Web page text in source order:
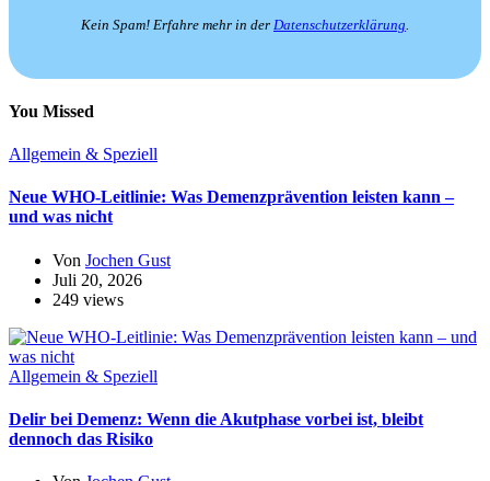
Kein Spam! Erfahre mehr in der Datenschutzerklärung
You Missed
Allgemein & Speziell
Neue WHO-Leitlinie: Was Demenzprävention leisten kann –
und was nicht
Von Jochen Gust
Juli 20, 2026
249 views
Allgemein & Speziell
Delir bei Demenz: Wenn die Akutphase vorbei ist, bleibt
dennoch das Risiko